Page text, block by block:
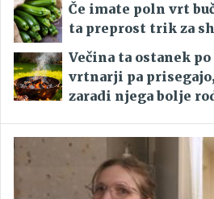
Če imate poln vrt
ta preprost trik za
Večina ta ostanek
vrtnarji pa
zaradi njega bolje